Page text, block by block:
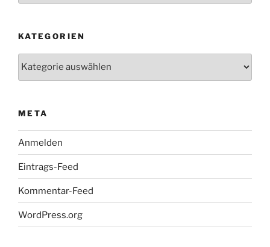
KATEGORIEN
META
Anmelden
Eintrags-Feed
Kommentar-Feed
WordPress.org